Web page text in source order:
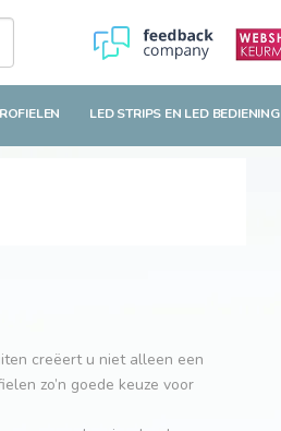
LED STRIPS EN LED BEDIENING
creëert u niet alleen een
zo’n goede keuze voor